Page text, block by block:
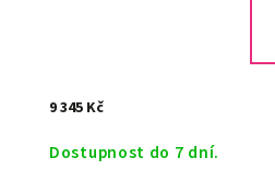
9 345 Kč
Dostupnost do 7 dní.